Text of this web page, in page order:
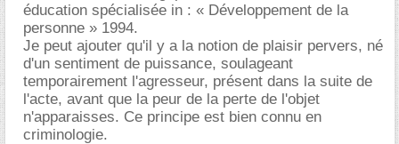
éducation spécialisée in : « Développement de la
personne » 1994.
Je peut ajouter qu'il y a la notion de plaisir pervers, né
d'un sentiment de puissance, soulageant
temporairement l'agresseur, présent dans la suite de
l'acte, avant que la peur de la perte de l'objet
n'apparaisses. Ce principe est bien connu en
criminologie.